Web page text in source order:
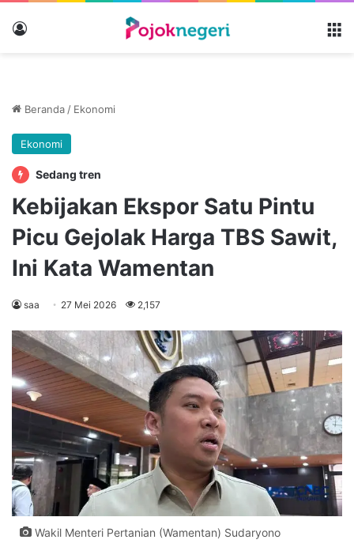
Beranda / Ekonomi
Ekonomi
Sedang tren
Kebijakan Ekspor Satu Pintu
Picu Gejolak Harga TBS Sawit,
Ini Kata Wamentan
saa 27 Mei 2026 2,157
Wakil Menteri Pertanian (Wamentan) Sudaryono